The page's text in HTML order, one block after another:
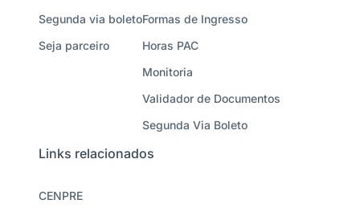
Segunda via boleto
Seja parceiro
Formas de Ingresso
Horas PAC
Monitoria
Validador de Documentos
Segunda Via Boleto
Links relacionados
CENPRE